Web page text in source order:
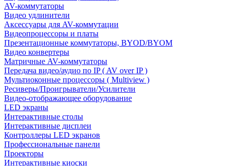
AV-коммутаторы
Видео удлинители
Аксессуары для AV-коммутации
Видеопроцессоры и платы
Презентационные коммутаторы, BYOD/BYOM
Видео конвертеры
Матричные AV-коммутаторы
Передача видео/аудио по IP ( AV over IP )
Мультиоконные процессоры ( Multiview )
Ресиверы/Проигрыватели/Усилители
Видео-отображающее оборудование
LED экраны
Интерактивные столы
Интерактивные дисплеи
Контроллеры LED экранов
Профессиональные панели
Проекторы
Интерактивные киоски